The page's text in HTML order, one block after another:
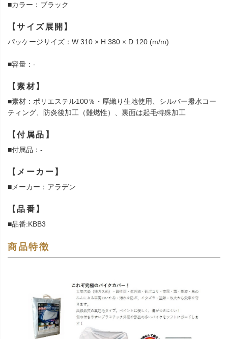
■カラー：ブラック
【サイズ展開】
パッケージサイズ：W 310 × H 380 × D 120 (m/m)
■容量：-
【素材】
■素材：ポリエステル100％・厚織り生地使用、シルバー撥水コー
ティング、防炎後加工（難燃性）、裏面は起毛特殊加工
【付属品】
■付属品：-
【メーカー】
■メーカー：アラデン
【品番】
■品番:KBB3
商品特徴